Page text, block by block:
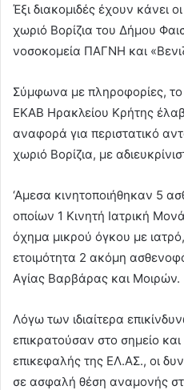
Έξι διακομιδές έχουν κάνει
χωριό Βορίζια του Δήμου
νοσοκομεία ΠΑΓΝΗ και
Σύμφωνα με πληροφορίες, το
ΕΚΑΒ Ηρακλείου Κρήτης
αναφορά για περιστατικό
χωριό Βορίζια, με
‘Αμεσα κινητοποιήθηκαν 5
οποίων 1 Κινητή Ιατρική
όχημα μικρού όγκου με
ετοιμότητα 2 ακόμη
Αγίας Βαρβάρας και Μοιρών.
Λόγω των ιδιαίτερα
επικρατούσαν στο σημείο
επικεφαλής της ΕΛ.ΑΣ., οι
σε ασφαλή θέση αναμονής